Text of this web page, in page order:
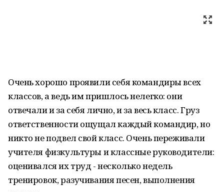
Очень хорошо проявили себя командиры всех
классов, а ведь им пришлось нелегко: они
отвечали и за себя лично, и за весь класс. Груз
ответственности ощущал каждый командир, но
никто не подвел свой класс. Очень переживали
учителя физкультуры и классные руководители:
оценивался их труд - несколько недель
тренировок, разучивания песен, выполнения